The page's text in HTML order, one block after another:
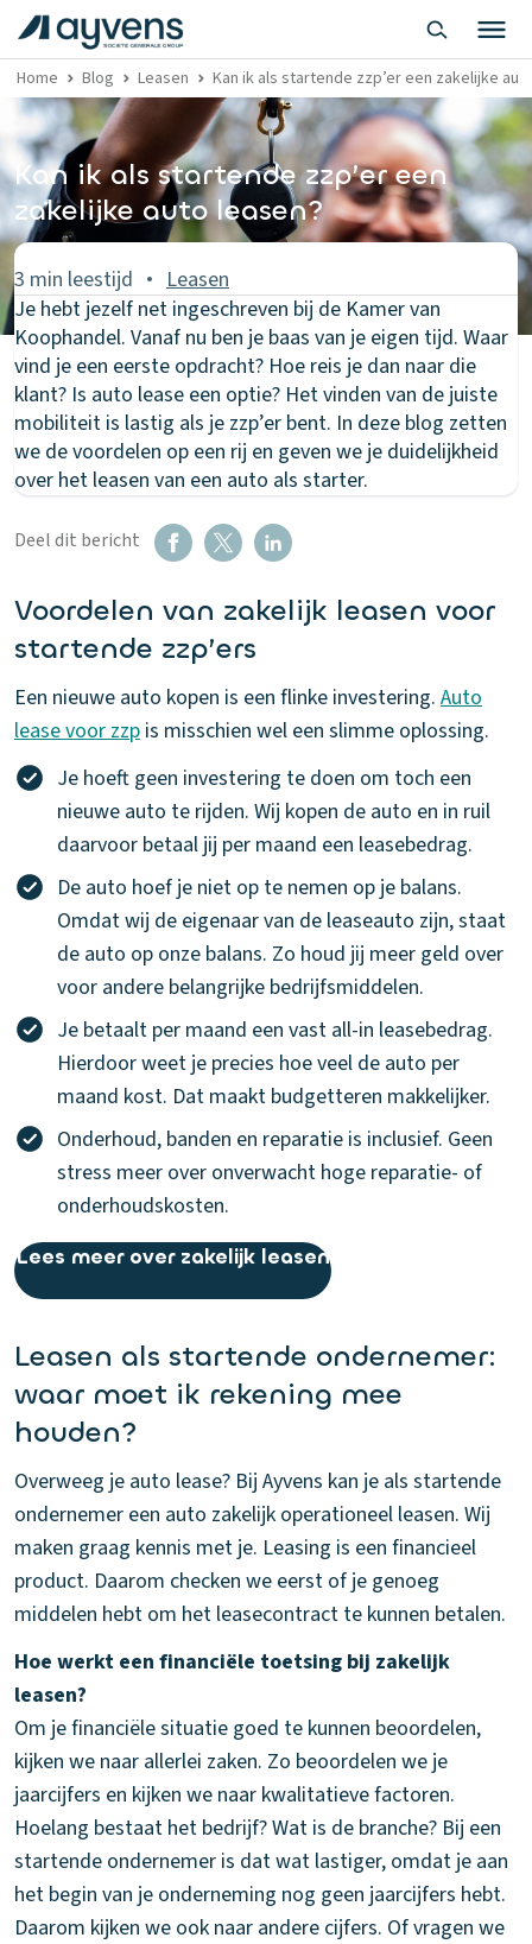
Home Blog Leasen Kan ik als startende zzp’er een zakelijke
Kan ik als startende zzp’er een
zakelijke auto leasen?
3 min leestijd
Leasen
Je hebt jezelf net ingeschreven bij de Kamer van
Koophandel. Vanaf nu ben je baas van je eigen tijd. Waar
vind je een eerste opdracht? Hoe reis je dan naar die
klant? Is auto lease een optie? Het vinden van de juiste
mobiliteit is lastig als je zzp’er bent. In deze blog zetten
we de voordelen op een rij en geven we je duidelijkheid
over het leasen van een auto als starter.
Deel dit bericht
Voordelen van zakelijk leasen voor
startende zzp’ers
Een nieuwe auto kopen is een flinke investering. Auto
lease voor zzp is misschien wel een slimme oplossing.
Je hoeft geen investering te doen om toch een
nieuwe auto te rijden. Wij kopen de auto en in ruil
daarvoor betaal jij per maand een leasebedrag.
De auto hoef je niet op te nemen op je balans.
Omdat wij de eigenaar van de leaseauto zijn, staat
de auto op onze balans. Zo houd jij meer geld over
voor andere belangrijke bedrijfsmiddelen.
Je betaalt per maand een vast all-in leasebedrag.
Hierdoor weet je precies hoe veel de auto per
maand kost. Dat maakt budgetteren makkelijker.
Onderhoud, banden en reparatie is inclusief. Geen
stress meer over onverwacht hoge reparatie- of
onderhoudskosten.
Lees meer over zakelijk leasen
Leasen als startende ondernemer:
waar moet ik rekening mee
houden?
Overweeg je auto lease? Bij Ayvens kan je als startende
ondernemer een auto zakelijk operationeel leasen. Wij
maken graag kennis met je. Leasing is een financieel
product. Daarom checken we eerst of je genoeg
middelen hebt om het leasecontract te kunnen betalen.
Hoe werkt een financiële toetsing bij zakelijk
leasen?
Om je financiële situatie goed te kunnen beoordelen,
kijken we naar allerlei zaken. Zo beoordelen we je
jaarcijfers en kijken we naar kwalitatieve factoren.
Hoelang bestaat het bedrijf? Wat is de branche? Bij een
startende ondernemer is dat wat lastiger, omdat je aan
het begin van je onderneming nog geen jaarcijfers hebt.
Daarom kijken we ook naar andere cijfers. Of vragen we